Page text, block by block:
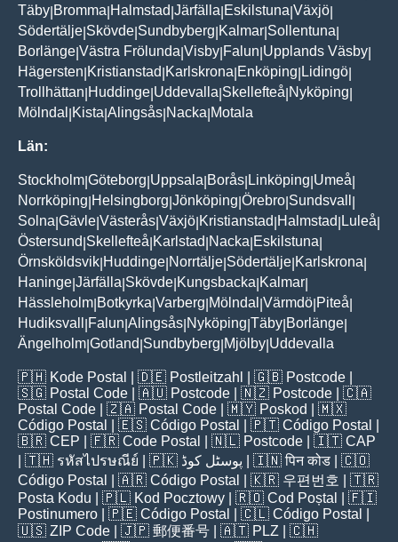
Täby Bromma Halmstad Järfälla Eskilstuna Växjö
Södertälje Skövde Sundbyberg Kalmar Sollentuna
Borlänge Västra Frölunda Visby Falun Upplands Väsby
Hägersten Kristianstad Karlskrona Enköping Lidingö
Trollhättan Huddinge Uddevalla Skellefteå Nyköping
Mölndal
Kista Alingsås Nacka Motala
Län:
Stockholm Göteborg Uppsala Borås Linköping Umeå
Norrköping Helsingborg Jönköping Örebro Sundsvall
Solna Gävle Västerås Växjö Kristianstad Halmstad Luleå
Östersund Skellefteå Karlstad Nacka Eskilstuna
Örnsköldsvik Huddinge Norrtälje Södertälje Karlskrona
Haninge Järfälla Skövde Kungsbacka Kalmar
Hässleholm Botkyrka Varberg Mölndal Värmdö Piteå
Hudiksvall
Falun Alingsås Nyköping Täby Borlänge
Ängelholm Gotland Sundbyberg Mjölby Uddevalla
🇵🇭 Kode Postal | 🇩🇪 Postleitzahl | 🇬🇧 Postcode
🇸🇬 Postal Code | 🇦🇺 Postcode | 🇳🇿 Postcode | 🇨🇦
Postal Code | 🇿🇦 Postal Code | 🇲🇾 Poskod
| 🇲🇽
Código Postal
| 🇪🇸 Código Postal | 🇵🇹 Código Postal
🇧🇷 CEP | 🇫🇷 Code Postal | 🇳🇱 Postcode | 🇮🇹 CAP
| 🇹🇭 รหัสไปรษณีย์ | 🇵🇰 پوسٹل کوڈ | 🇮🇳पिन कोड | 🇨🇴
Código Postal
| 🇦🇷 Código Postal | 🇰🇷 우편번호
| 🇹🇷
Posta Kodu | 🇵🇱 Kod Pocztowy | 🇷🇴 Cod Poștal
| 🇫🇮
Postinumero | 🇵🇪 Código Postal | 🇨🇱 Código Postal
🇺🇸 ZIP Code | 🇯🇵 郵便番号 | 🇦🇹 PLZ | 🇨🇭